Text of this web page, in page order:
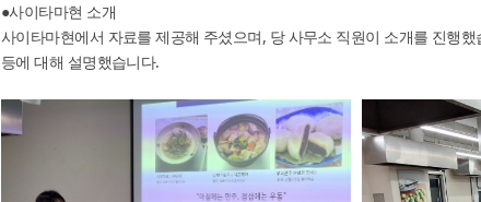
●사이타마현 소개
사이타마현에서 자료를 제공해 주셨으며, 당 사무소 직원이 소개를 진행
등에 대해 설명했습니다.